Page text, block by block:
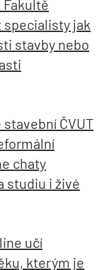
Fakultě
specialisty jak
stavby nebo
ČVUT
chaty
studiu i živé
učí
kterým je